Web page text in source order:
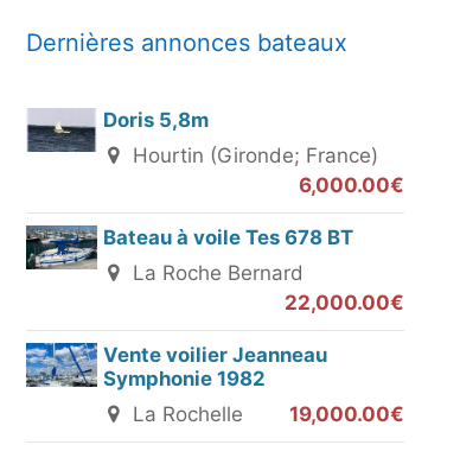
Dernières annonces bateaux
Doris 5,8m
Hourtin (Gironde; France)
6,000.00€
Bateau à voile Tes 678 BT
La Roche Bernard
22,000.00€
Vente voilier Jeanneau
Symphonie 1982
La Rochelle
19,000.00€